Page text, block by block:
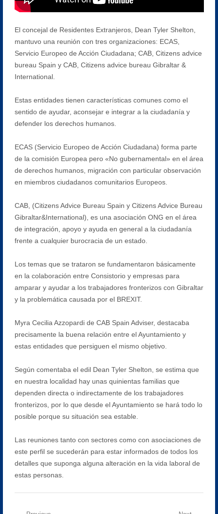
El concejal de Residentes Extranjeros, Dean Tyler Shelton,
mantuvo una reunión con tres organizaciones: ECAS,
Servicio Europeo de Acción Ciudadana; CAB, Citizens advice
bureau Spain y CAB, Citizens advice bureau Gibraltar &
International.
Estas entidades tienen características comunes como el
sentido de ayudar, aconsejar e integrar a la ciudadanía y
defender los derechos humanos.
ECAS (Servicio Europeo de Acción Ciudadana) forma parte
de la comisión Europea pero «No gubernamental» en el área
de derechos humanos, migración con particular observación
en miembros ciudadanos comunitarios Europeos.
CAB, (Citizens Advice Bureau Spain y Citizens Advice Bureau
Gibraltar&International), es una asociación ONG en el área
de integración, apoyo y ayuda en general a la ciudadanía
frente a cualquier burocracia de un estado.
Los temas que se trataron se fundamentaron básicamente
en la colaboración entre Consistorio y empresas para
amparar y ayudar a los trabajadores fronterizos con Gibraltar
y la problemática causada por el BREXIT.
Myra Cecilia Azzopardi de CAB Spain Adviser, destacaba
precisamente la buena relación entre el Ayuntamiento y
estas entidades que persiguen el mismo objetivo.
Según comentaba el edil Dean Tyler Shelton, se estima que
en nuestra localidad hay unas quinientas familias que
dependen directa o indirectamente de los trabajadores
fronterizos, por lo que desde el Ayuntamiento se hará todo lo
posible porque su situación sea estable.
Las reuniones tanto con sectores como con asociaciones de
este perfil se sucederán para estar informados de todos los
detalles que suponga alguna alteración en la vida laboral de
estas personas.